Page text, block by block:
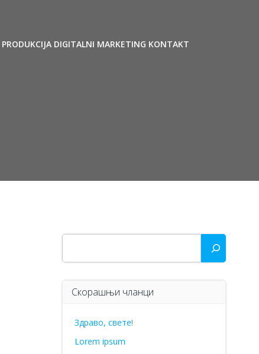
PRODUKCIJA DIGITALNI MARKETING KONTAKT
Search
Скорашњи чланци
Здраво, свете!
Lorem ipsum